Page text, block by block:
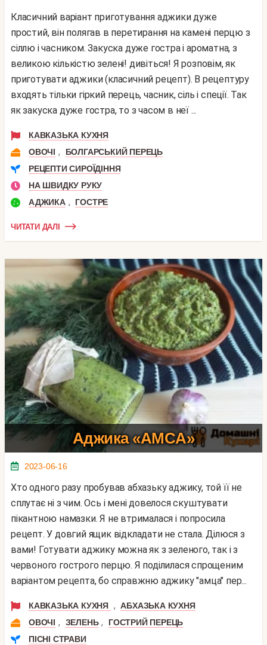
Класичний варіант приготування аджики дуже
простий, він полягав в перетирання на камені перцю з
сіллю і часником. Закуска дуже гостра і ароматна, з
великою кількістю зелені! дивіться! Я розповім, як
приготувати аджики (класичний рецепт). В рецептуру
входять тільки гіркий перець, часник, сіль і спеції. Так
як закуска дуже гостра, то з часом в неї ...
КАВКАЗЬКА КУХНЯ
ОВОЧІ ,
БОЛГАРСЬКИЙ ПЕРЕЦЬ
РЕЦЕПТИ СИРОЇДІННЯ
НА ШВИДКУ РУКУ
АДЖИКА , ГОСТРЕ
ЧИТАТИ ДАЛІ
Аджика «AMCA»
2023-06-16
Хто одного разу пробував абхазьку аджику, той її не
сплутає ні з чим. Ось і мені довелося скуштувати
пікантною намазки. Я не втрималася і попросила
рецепт. У довгий ящик відкладати не стала. Ділюся з
вами! Готувати аджику можна як з зеленого, так і з
червоного гострого перцю. Я поділилася спрощеним
варіантом рецепта, бо справжню аджику "амца" пер...
КАВКАЗЬКА КУХНЯ , АБХАЗЬКА КУХНЯ
ОВОЧІ , ЗЕЛЕНЬ ,
ГОСТРИЙ ПЕРЕЦЬ
ПІСНІ СТРАВИ